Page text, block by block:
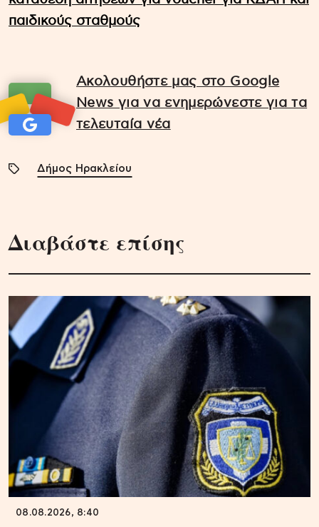
παιδικούς σταθμούς
Ακολουθήστε μας στο Google
News για να ενημερώνεστε για τα
τελευταία νέα
Δήμος Ηρακλείου
Διαβάστε επίσης
08.08.2026, 8:40